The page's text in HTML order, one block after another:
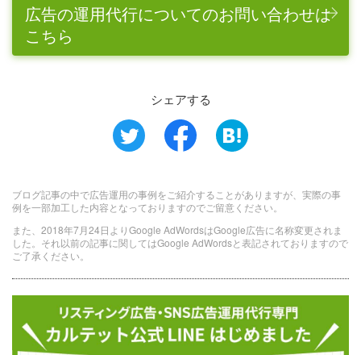
広告の運用代行についてのお問い合わせは
こちら
シェアする
ブログ記事の中で広告運用の事例をご紹介することがありますが、実際の事
例を一部加工した内容となっておりますのでご留意ください。
また、2018年7月24日よりGoogle AdWordsはGoogle広告に名称変更されま
した。それ以前の記事に関してはGoogle AdWordsと表記されておりますので
ご了承ください。